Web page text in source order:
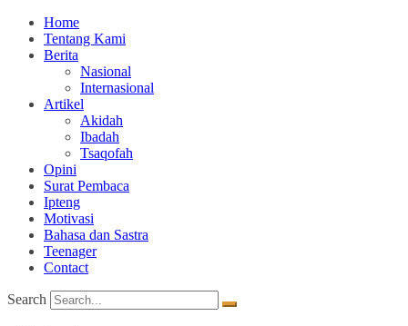
Home
Tentang Kami
Berita
Nasional
Internasional
Artikel
Akidah
Ibadah
Tsaqofah
Opini
Surat Pembaca
Ipteng
Motivasi
Bahasa dan Sastra
Teenager
Contact
Search